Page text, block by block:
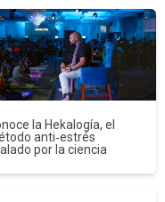
la Hekalogía, el
anti‑estrés
por la ciencia